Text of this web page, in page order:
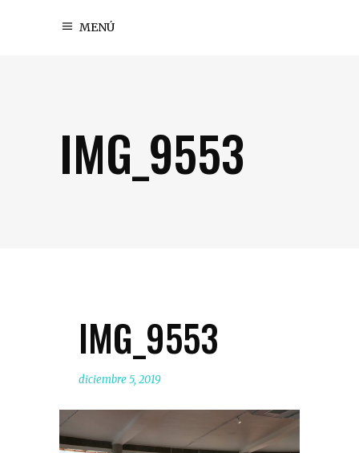
MENÚ
IMG_9553
IMG_9553
diciembre 5, 2019